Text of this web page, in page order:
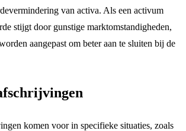
van activa. Als een activum
stijgt door gunstige marktomstandigheden,
aangepast om beter aan te sluiten bij de
komen voor in specifieke situaties, zoals